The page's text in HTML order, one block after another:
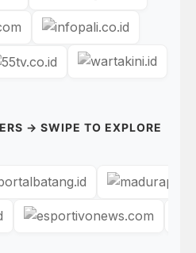
→ SWIPE TO EXPLORE